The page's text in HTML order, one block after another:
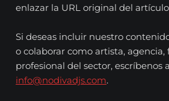
enlazar la URL original del
Si deseas incluir nuestro
o colaborar como artista, agencia,
profesional del sector, escríbenos a
info@nodivadjs.com.